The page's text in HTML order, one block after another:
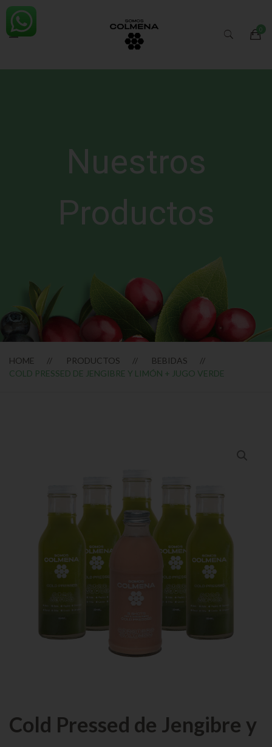
Nuestros
Productos
HOME PRODUCTOS
BEBIDAS
COLD PRESSED DE JENGIBRE Y LIMÓN + JUGO VERDE
Cold Pressed de Jengibre y